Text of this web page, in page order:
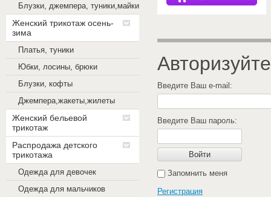
Блузки, джемпера, туники,майки
Женский трикотаж осень-
зима
Платья, туники
Юбки, лосины, брюки
Блузки, кофты
Джемпера,жакеты,жилеты
Женский бельевой
трикотаж
Распродажа детского
трикотажа
Одежда для девочек
Одежда для мальчиков
Введите Ваш e-mail:
Введите Ваш пароль:
Войти
Запомнить меня
Регистрация